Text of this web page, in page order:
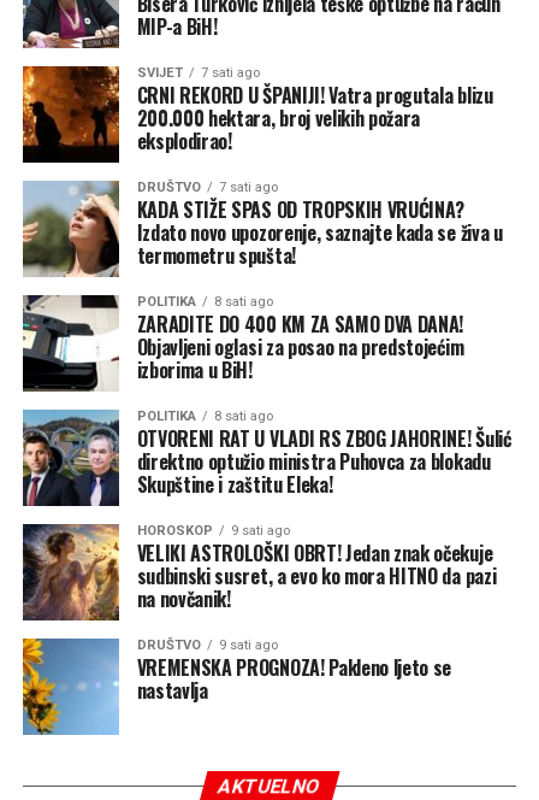
Na pitanje da li će na dnevnom redu biti i prijedlog za
smjenu predsjednika Nadzornog odbora OC „Jahorina“
Nedeljka Eleka, Šulić kratko kaže: „Sve može biti na
dnevnom redu“.
Kada je u pitanju dnevni red, Šulić precizira da on kao
predstavnik državnog kapitala koji čini preko 90 odsto
ukupnog kapitala u OC „Jahorina“ predlaže dnevni red
za vanrednu skupštinu.
„Ja predlažem dnevni red, a od Vlade, odnosno od
resornog ministra dobijam preporuke za glasanje“,
objašnjava Šulić.
Ministar trgovine i turizma Ned Puhovac nije odgovarao
na pozive CAPITAL-a, a u petak je izjavio da se „na
Skupštini akcionara nije moglo glasati o finansijskom
izvještaju tog akcionarnog društva, jer je izvještaj sa
preporukom vraćen na doradu IRB-u RS“.
„IRB je taj koji daje upute kako će se glasati. Vlada RS je
samo ta koja to potvrđuje“, rekao je između ostalog
Puhovac za Aloonline.
Na pitanje da prokomentariše ovu izjavu ministra
MIP-a BiH!
SVIJET 7 sati ago
CRNI REKORD U ŠPANIJI! Vatra progutala blizu
200.000 hektara, broj velikih požara
eksplodirao!
DRUŠTVO 7 sati ago
KADA STIŽE SPAS OD TROPSKIH VRUĆINA?
Izdato novo upozorenje, saznajte kada se živa u
termometru spušta!
POLITIKA 8 sati ago
ZARADITE DO 400 KM ZA SAMO DVA DANA!
Objavljeni oglasi za posao na predstojećim
izborima u BiH!
POLITIKA 8 sati ago
OTVORENI RAT U VLADI RS ZBOG JAHORINE! Šulić
direktno optužio ministra Puhovca za blokadu
Skupštine i zaštitu Eleka!
HOROSKOP 9 sati ago
VELIKI ASTROLOŠKI OBRT! Jedan znak očekuje
sudbinski susret, a evo ko mora HITNO da pazi
na novčanik!
DRUŠTVO 9 sati ago
VREMENSKA PROGNOZA! Pakleno ljeto se
nastavlja
AKTUELNO